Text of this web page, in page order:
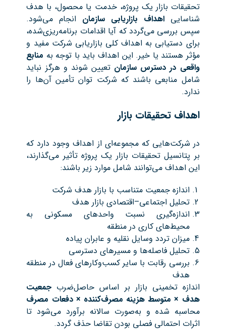
تحقیقات بازار یک پروژه، خدمت یا محصول، با هدف
شناساییاهداف بازاریابی سازمان انجام می‌شود.
سپس بررسی می‌گردد که آیا اقدامات برنامه‌ریزی‌شده،
برای دستیابی به اهداف کلی بازاریابی شرکت مفید و
مؤثر هستند یا خیر. این اهداف باید با توجه به منابع
واقعی در دسترس سازمان تعیین شوند و هرگز نباید
شامل منابعی باشند که شرکت توان تأمین آن‌ها را
ندارد.
اهداف تحقیقات بازار
در شرکت‌هایی که مجموعه‌ای از اهداف وجود دارد که
بر پتانسیل تحقیقات بازار یک پروژه تأثیر می‌گذارند،
این اهداف می‌توانند شامل موارد زیر باشند:
اندازه جمعیت متناسب با بازار هدف شرکت
تحلیل اجتماعی–اقتصادی بازار هدف
اندازه‌گیری نسبت واحدهای مسکونی به
محیط‌های کاری در منطقه
میزان تردد وسایل نقلیه و عابران پیاده
تحلیل فاصله‌ها و مسیرهای دسترسی
بررسی رقابت با سایر کسب‌وکارهای فعال در منطقه
هدف
اندازه تخمینی بازار بر اساس حاصل‌ضرب جمعیت
هدف × متوسط هزینه مصرف‌کننده × دفعات مصرف
محاسبه شده و به‌صورت سالانه برآورد می‌شود تا
اثرات احتمالی فصلی بودن تقاضا حذف گردد.